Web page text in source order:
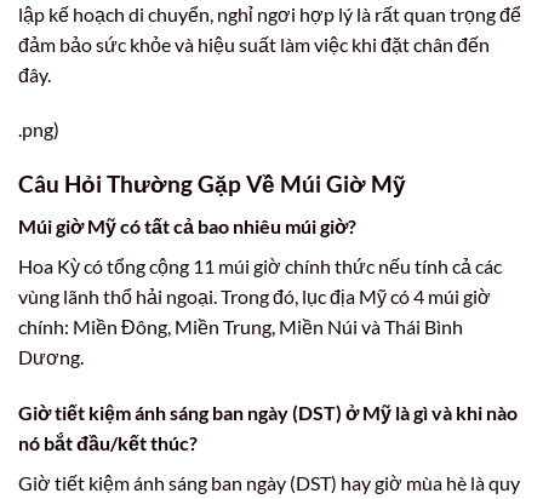
lập kế hoạch di chuyển, nghỉ ngơi hợp lý là rất quan trọng để
đảm bảo sức khỏe và hiệu suất làm việc khi đặt chân đến
đây.
.png)
Câu Hỏi Thường Gặp Về Múi Giờ Mỹ
Múi giờ Mỹ có tất cả bao nhiêu múi giờ?
Hoa Kỳ có tổng cộng 11 múi giờ chính thức nếu tính cả các
vùng lãnh thổ hải ngoại. Trong đó, lục địa Mỹ có 4 múi giờ
chính: Miền Đông, Miền Trung, Miền Núi và Thái Bình
Dương.
Giờ tiết kiệm ánh sáng ban ngày (DST) ở Mỹ là gì và khi nào
nó bắt đầu/kết thúc?
Giờ tiết kiệm ánh sáng ban ngày (DST) hay giờ mùa hè là quy